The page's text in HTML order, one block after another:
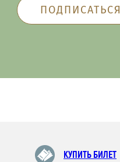
КУПИТЬ БИЛЕТ